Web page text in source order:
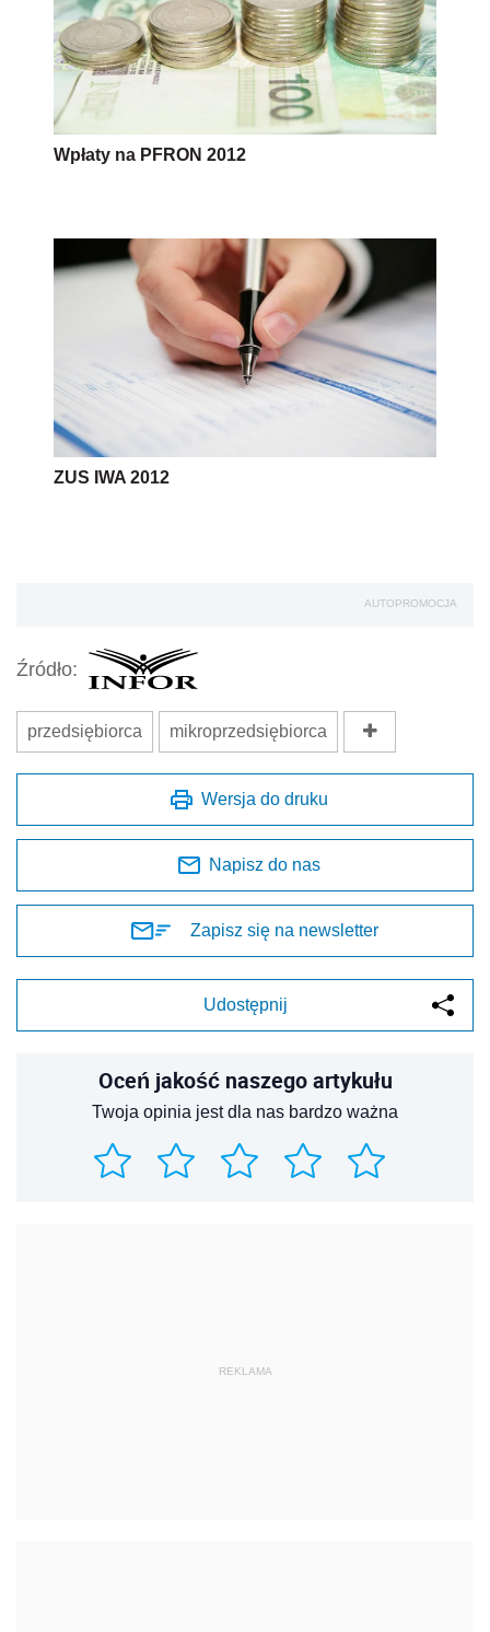
Wpłaty na PFRON 2012
ZUS IWA 2012
AUTOPROMOCJA
Źródło:
przedsiębiorca mikroprzedsiębiorca
Wersja do druku
Napisz do nas
Zapisz się na newsletter
Udostępnij
Oceń jakość naszego artykułu
Twoja opinia jest dla nas bardzo ważna
REKLAMA